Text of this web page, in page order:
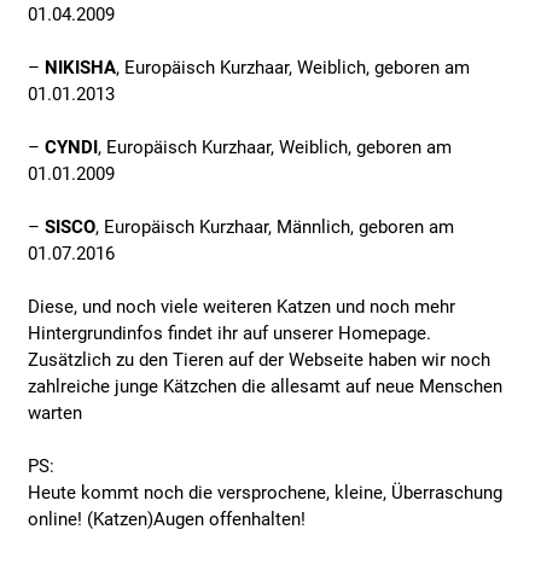
01.04.2009
– NIKISHA, Europäisch Kurzhaar, Weiblich, geboren am
01.01.2013
– CYNDI, Europäisch Kurzhaar, Weiblich, geboren am
01.01.2009
– SISCO, Europäisch Kurzhaar, Männlich, geboren am
01.07.2016
Diese, und noch viele weiteren Katzen und noch mehr
Hintergrundinfos findet ihr auf unserer Homepage.
Zusätzlich zu den Tieren auf der Webseite haben wir noch
zahlreiche junge Kätzchen die allesamt auf neue Menschen
warten
PS:
Heute kommt noch die versprochene, kleine, Überraschung
online! (Katzen)Augen offenhalten!